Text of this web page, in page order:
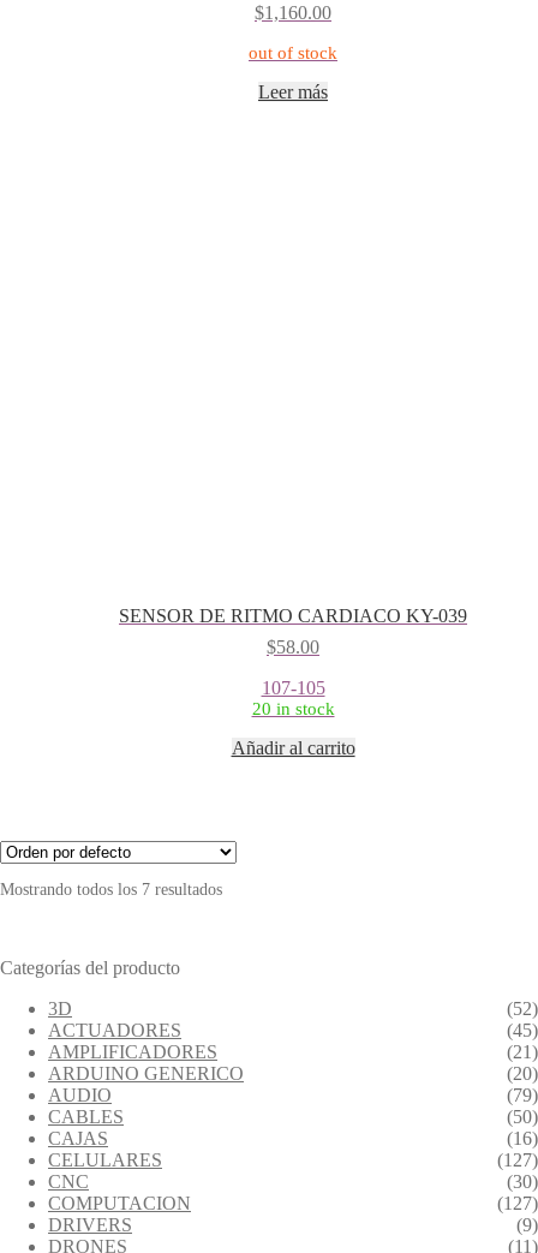
$1,160.00
out of stock
Leer más
SENSOR DE RITMO CARDIACO KY-039
$58.00
107-105
20 in stock
Añadir al carrito
Mostrando todos los 7 resultados
Categorías del producto
3D
(52)
ACTUADORES
(45)
AMPLIFICADORES
(21)
ARDUINO GENERICO
(20)
AUDIO
(79)
CABLES
(50)
CAJAS
(16)
CELULARES
(127)
CNC
(30)
COMPUTACION
(127)
DRIVERS
(9)
DRONES
(11)